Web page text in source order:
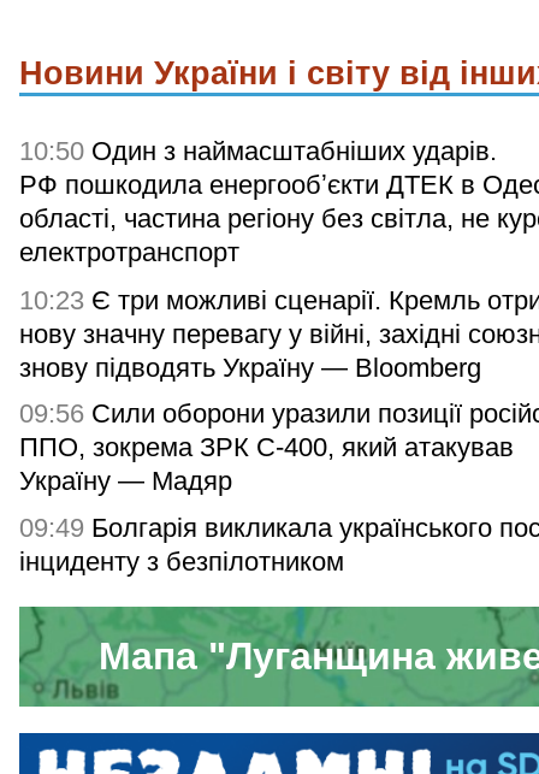
Новини України і світу від
10:50 Один з наймасштабніших ударів.
РФ пошкодила енергообʼєкти ДТЕК в
області, частина регіону без світла, не
електротранспорт
10:23 Є три можливі сценарії. Кремль
нову значну перевагу у війні, західні
знову підводять Україну — Bloomberg
09:56 Сили оборони уразили позиції
ППО, зокрема ЗРК С-400, який атакував
Україну — Мадяр
09:49 Болгарія викликала українського
інциденту з безпілотником
Мапа "Луганщина